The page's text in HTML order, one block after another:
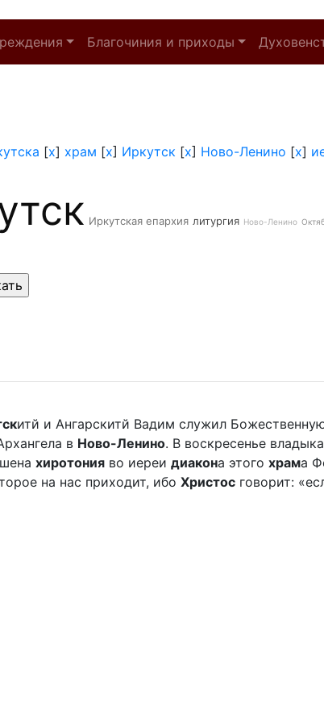
Благочиния и приходы
[x] храм [x] Иркутск [x] Ново-Ленино [x]
Иркутская епархия литургия Ново-Ленино
итй и Ангарскитй Вадим служил
в Ново-Ленино. В воскресенье
хиротония во иереи диакона этого храма
на нас приходит, ибо Христос говорит: